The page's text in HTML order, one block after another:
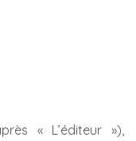
« L’éditeur »),